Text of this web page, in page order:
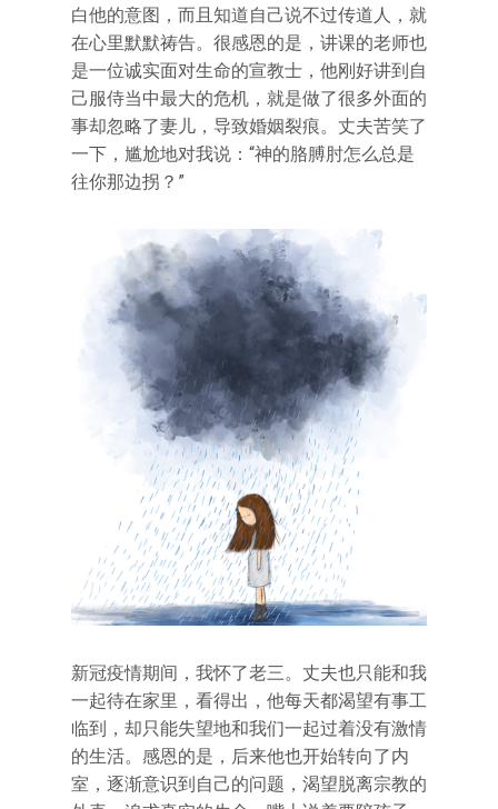
白他的意图，而且知道自己说不过传道人，就
在心里默默祷告。很感恩的是，讲课的老师也
是一位诚实面对生命的宣教士，他刚好讲到自
己服侍当中最大的危机，就是做了很多外面的
事却忽略了妻儿，导致婚姻裂痕。丈夫苦笑了
一下，尴尬地对我说：“神的胳膊肘怎么总是
往你那边拐？”
新冠疫情期间，我怀了老三。丈夫也只能和我
一起待在家里，看得出，他每天都渴望有事工
临到，却只能失望地和我们一起过着没有激情
的生活。感恩的是，后来他也开始转向了内
室，逐渐意识到自己的问题，渴望脱离宗教的